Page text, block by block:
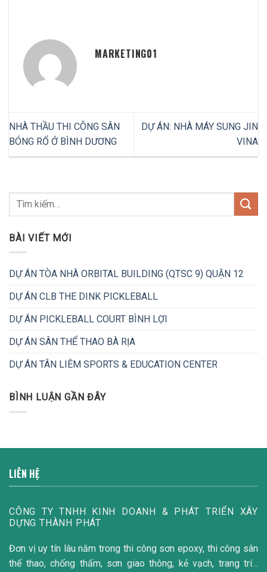
MARKETING01
NHÀ THẦU THI CÔNG SÂN
BÓNG RỔ Ở BÌNH DƯƠNG
DỰ ÁN: NHÀ MÁY SUNG JIN
VINA
BÀI VIẾT MỚI
DỰ ÁN TÒA NHÀ ORBITAL BUILDING (QTSC 9) QUẬN 12
DỰ ÁN CLB THE DINK PICKLEBALL
DỰ ÁN PICKLEBALL COURT BÌNH LỢI
DỰ ÁN SÂN THỂ THAO BÀ RỊA
DỰ ÁN TÂN LIÊM SPORTS & EDUCATION CENTER
BÌNH LUẬN GẦN ĐÂY
LIÊN HỆ
CÔNG TY TNHH KINH DOANH & PHÁT TRIỂN XÂY
DỰNG THÀNH PHÁT
Đơn vị uy tín lâu năm trong thi công sơn epoxy, thi công sân
thể thao, chống thấm, sơn giao thông, kẻ vạch, trang trí…